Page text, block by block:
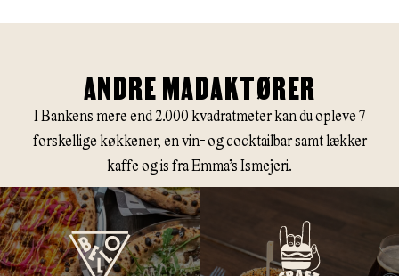
ANDRE MADAKTØRER
I Bankens mere end 2.000 kvadratmeter kan du opleve 7
forskellige køkkener, en vin- og cocktailbar samt lækker
kaffe og is fra Emma’s Ismejeri.